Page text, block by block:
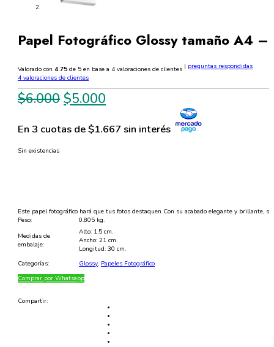
Papel Fotográfico Glossy tamaño A4
Valorado con4.75 de 5 en base a4 valoraciones de clientes
4 valoraciones de clientes
| preguntas respondidas
$6.000 El
original
$5.000
actual
En 3 cuotas de $1.667 sin interés
Sin existencias
Este papel fotográfico hará que tus fotos destaquen Con su acabado elegante y brillante,
Peso:
0.805 kg.
Medidas de
embalaje:
Alto: 1.5 cm.
Ancho: 21 cm.
Longitud: 30 cm.
Categorías:
Glossy, Papeles Fotográfico
Comprar por Whatsapp
Compartir: